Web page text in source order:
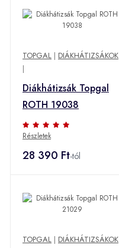
TOPGAL | DIÁKHÁTIZSÁKOK
|
Diákhátizsák Topgal
ROTH 19038
Részletek
28 390 Ft-tól
TOPGAL | DIÁKHÁTIZSÁKOK